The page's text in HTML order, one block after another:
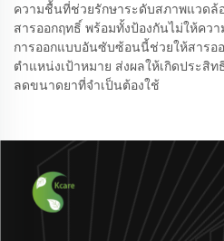
ความชื้นที่ช่วยรักษาระดับสภาพแวดล้
สารออกฤทธิ์ พร้อมทั้งป้องกันไม่ให้คว
การออกแบบอันซับซ้อนนี้ช่วยให้สารอ
ตำแหน่งเป้าหมาย ส่งผลให้เกิดประสิ
ลดขนาดยาที่จำเป็นต้องใช้